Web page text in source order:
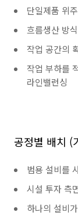
단일제품 위
흐름생산 방식
작업 공간의
작업 부하를
라인밸런싱
공정별 배치 (
범용 설비를
시설 투자 측
하나의 설비